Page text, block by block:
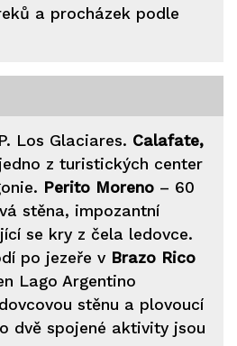
a procházek podle
Los Glaciares. Calafate,
z turistických center
Perito Moreno – 60
stěna, impozantní
se kry z čela ledovce.
po jezeře v Brazo Rico
Lago Argentino
stěnu a plovoucí
dvě spojené aktivity jsou